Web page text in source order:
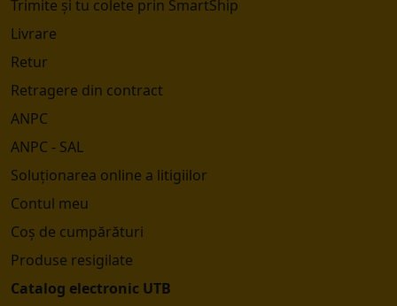
Trimite și tu colete prin SmartShip
Livrare
Retur
Retragere din contract
ANPC
ANPC - SAL
Soluționarea online a litigiilor
Contul meu
Coș de cumpărături
Produse resigilate
Catalog electronic UTB